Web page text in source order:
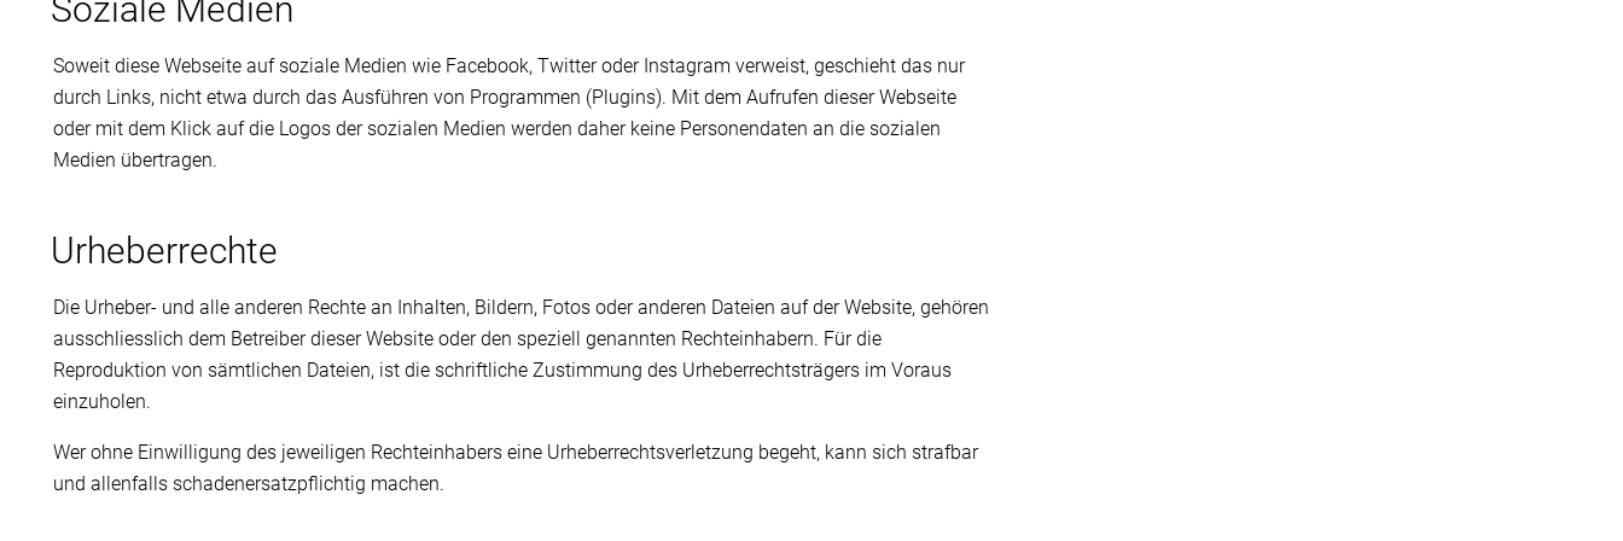
Soziale Medien
Soweit diese Webseite auf soziale Medien wie Facebook, Twitter oder Instagram verweist, geschieht das nur
durch Links, nicht etwa durch das Ausführen von Programmen (Plugins). Mit dem Aufrufen dieser Webseite
oder mit dem Klick auf die Logos der sozialen Medien werden daher keine Personendaten an die sozialen
Medien übertragen.
Urheberrechte
Die Urheber- und alle anderen Rechte an Inhalten, Bildern, Fotos oder anderen Dateien auf der Website, gehören
ausschliesslich dem Betreiber dieser Website oder den speziell genannten Rechteinhabern. Für die
Reproduktion von sämtlichen Dateien, ist die schriftliche Zustimmung des Urheberrechtsträgers im Voraus
einzuholen.
Wer ohne Einwilligung des jeweiligen Rechteinhabers eine Urheberrechtsverletzung begeht, kann sich strafbar
und allenfalls schadenersatzpflichtig machen.